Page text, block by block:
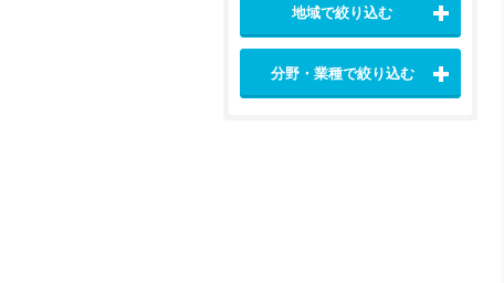
地域で絞り込む
分野・業種で絞り込む